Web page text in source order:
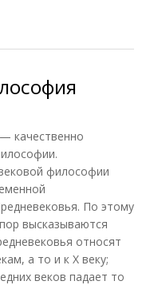
философии
По этому
высказываются
относят
а то и к X веку;
веков падает то